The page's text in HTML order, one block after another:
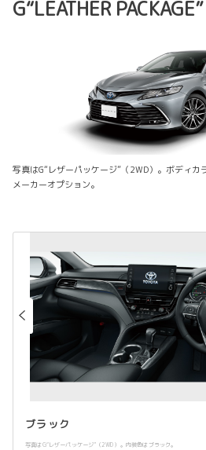
G“LEATHER PACKAGE”
写真はG“レザーパッケージ”（2WD）。ボディ
メーカーオプション。
ブラック
写真はG“レザーパッケージ”（2WD）。内装色はブラック。